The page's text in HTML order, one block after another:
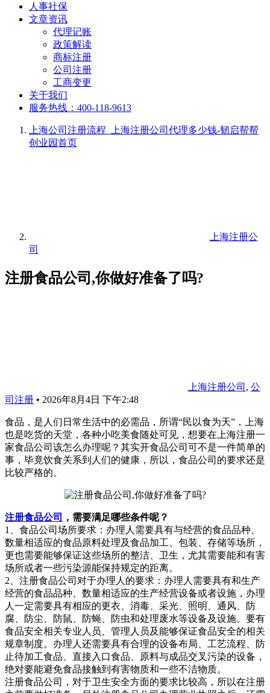
人事社保
文章资讯
代理记账
政策解读
商标注册
公司注册
工商变更
关于我们
服务热线：400-118-9613
上海公司注册流程_上海注册公司代理多少钱-韧启帮帮
创业园首页
上海注册公
司
注册食品公司,你做好准备了吗?
上海注册公司 , 公
司注册 • 2026年8月4日 下午2:48
食品，是人们日常生活中的必需品，所谓“民以食为天”，上海
也是吃货的天堂，各种小吃美食随处可见，想要在上海注册一
家食品公司该怎么办理呢？其实开食品公司可不是一件简单的
事，毕竟饮食关系到人们的健康，所以，食品公司的要求还是
比较严格的。
注册食品公司
，需要满足哪些条件呢？
1、食品公司场所要求：办理人需要具有与经营的食品品种、
数量相适应的食品原料处理及食品加工、包装、存储等场所，
更也需要能够保证这些场所的整洁、卫生，尤其需要能和有害
场所或者一些污染源能保持规定的距离。
2、注册食品公司对于办理人的要求：办理人需要具有和生产
经营的食品品种、数量相适应的生产经营设备或者设施，办理
人一定需要具有相应的更衣、消毒、采光、照明、通风、防
腐、防尘、防鼠、防蝇、防虫和处理废水等设备及设施。要有
食品安全相关专业人员、管理人员及能够保证食品安全的相关
规章制度。办理人还需要具有合理的设备布局、工艺流程、防
止待加工食品、直接入口食品、原料与成品交叉污染的设备，
绝对要能避免食品接触到有害物质和一些不洁物质。
注册食品公司，对于卫生安全方面的要求比较高，所以在注册